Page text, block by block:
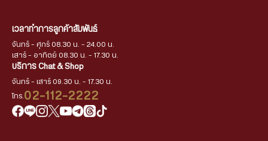
เวลาทำการลูกค้าสัมพันธ์
จันทร์ - ศุกร์ 08.30 น. - 24.00 น.
เสาร์ - อาทิตย์ 08.30 น. - 17.30 น.
บริการ Chat & Shop
จันทร์ - เสาร์ 09.30 น. - 17.30 น.
โทร. 02-112-2222